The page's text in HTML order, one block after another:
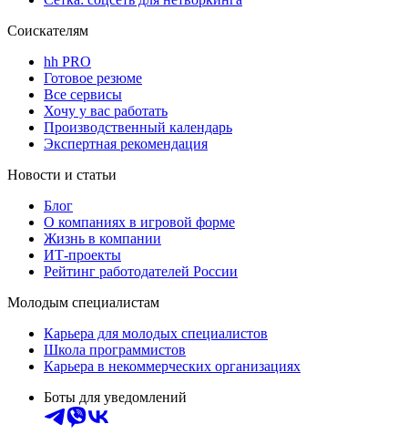
Соискателям
hh PRO
Готовое резюме
Все сервисы
Хочу у вас работать
Производственный календарь
Экспертная рекомендация
Новости и статьи
Блог
О компаниях в игровой форме
Жизнь в компании
ИТ-проекты
Рейтинг работодателей России
Молодым специалистам
Карьера для молодых специалистов
Школа программистов
Карьера в некоммерческих организациях
Боты для уведомлений